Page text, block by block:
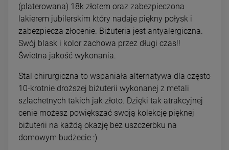
(platerowana) 18k złotem oraz zabezpieczona
lakierem jubilerskim który nadaje piękny połysk i
zabezpiecza złocenie. Biżuteria jest antyalergiczna.
Swój blask i kolor zachowa przez długi czas!!
Świetna jakość wykonania.
Stal chirurgiczna to wspaniała alternatywa dla często
10-krotnie droższej biżuterii wykonanej z metali
szlachetnych takich jak złoto. Dzięki tak atrakcyjnej
cenie możesz powiększać swoją kolekcję pięknej
biżuterii na każdą okazję bez uszczerbku na
domowym budżecie :)